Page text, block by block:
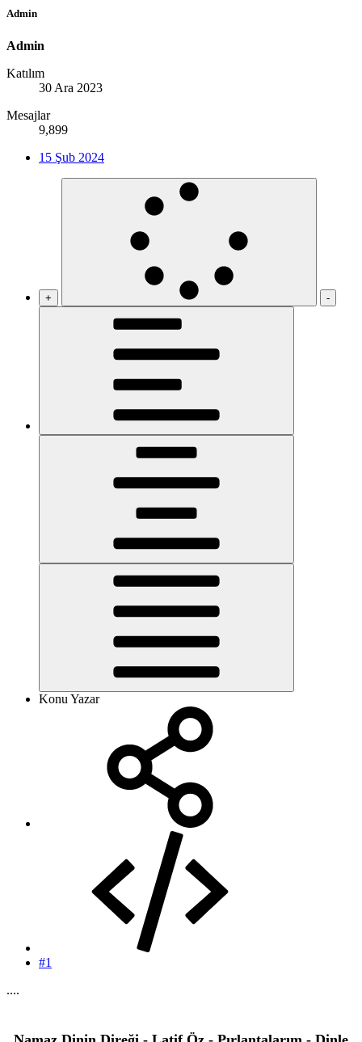
Admin
Admin
Katılım
30 Ara 2023
Mesajlar
9,899
15 Şub 2024
+ -
Konu Yazar
#1
....